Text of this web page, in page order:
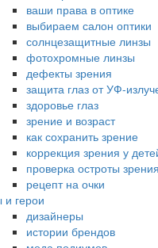
ваши права в оптике
выбираем салон оптики
солнцезащитные линзы
фотохромные линзы
дефекты зрения
защита глаз от УФ-
здоровье глаз
зрение и возраст
как сохранить зрение
коррекция зрения у
проверка остроты зрения
рецепт на очки
герои
дизайнеры
истории брендов